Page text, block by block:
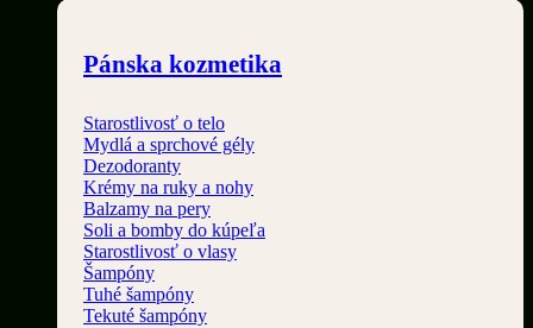
Pánska kozmetika
Starostlivosť o telo
Mydlá a sprchové gély
Dezodoranty
Krémy na ruky a nohy
Balzamy na pery
Soli a bomby do kúpeľa
Starostlivosť o vlasy
Šampóny
Tuhé šampóny
Tekuté šampóny